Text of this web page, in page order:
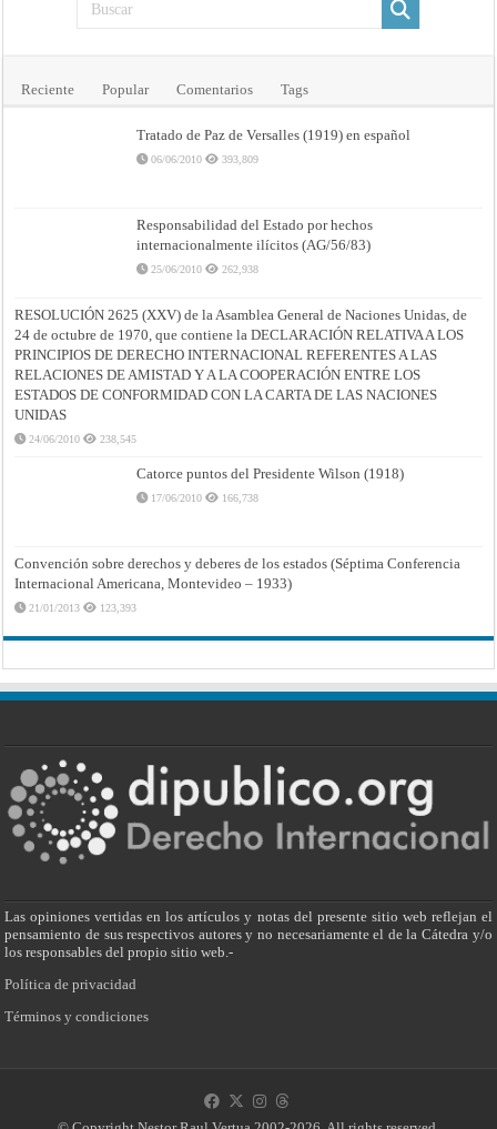
Reciente Popular Comentarios Tags
Tratado de Paz de Versalles (1919) en español
06/06/2010 393,809
Responsabilidad del Estado por hechos
internacionalmente ilícitos (AG/56/83)
25/06/2010 262,938
RESOLUCIÓN 2625 (XXV) de la Asamblea General de Naciones Unidas, de
24 de octubre de 1970, que contiene la DECLARACIÓN RELATIVA A LOS
PRINCIPIOS DE DERECHO INTERNACIONAL REFERENTES A LAS
RELACIONES DE AMISTAD Y A LA COOPERACIÓN ENTRE LOS
ESTADOS DE CONFORMIDAD CON LA CARTA DE LAS NACIONES
UNIDAS
24/06/2010 238,545
Catorce puntos del Presidente Wilson (1918)
17/06/2010 166,738
Convención sobre derechos y deberes de los estados (Séptima Conferencia
Internacional Americana, Montevideo – 1933)
21/01/2013 123,393
Las opiniones vertidas en los artículos y notas del presente sitio web reflejan el
pensamiento de sus respectivos autores y no necesariamente el de la Cátedra y/o
los responsables del propio sitio web.-
Política de privacidad
Términos y condiciones